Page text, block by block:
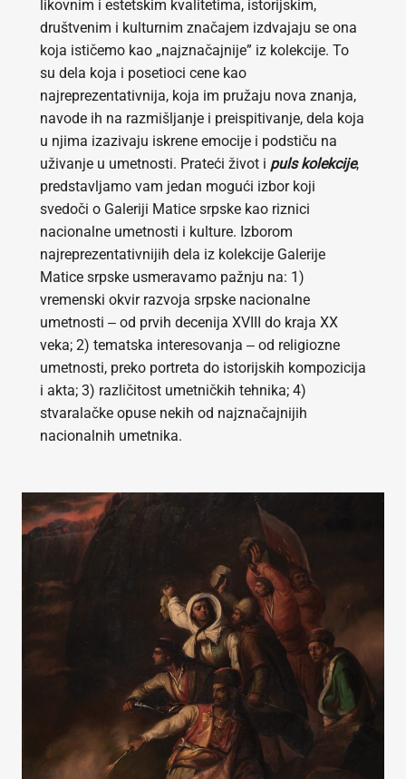
likovnim i estetskim kvalitetima, istorijskim,
društvenim i kulturnim značajem izdvajaju se ona
koja ističemo kao „najznačajnije” iz kolekcije. To
su dela koja i posetioci cene kao
najreprezentativnija, koja im pružaju nova znanja,
navode ih na razmišljanje i preispitivanje, dela koja
u njima izazivaju iskrene emocije i podstiču na
uživanje u umetnosti. Prateći život i puls kolekcije,
predstavljamo vam jedan mogući izbor koji
svedoči o Galeriji Matice srpske kao riznici
nacionalne umetnosti i kulture. Izborom
najreprezentativnijih dela iz kolekcije Galerije
Matice srpske usmeravamo pažnju na: 1)
vremenski okvir razvoja srpske nacionalne
umetnosti ‒ od prvih decenija XVIII do kraja XX
veka; 2) tematska interesovanja ‒ od religiozne
umetnosti, preko portreta do istorijskih kompozicija
i akta; 3) različitost umetničkih tehnika; 4)
stvaralačke opuse nekih od najznačajnijih
nacionalnih umetnika.